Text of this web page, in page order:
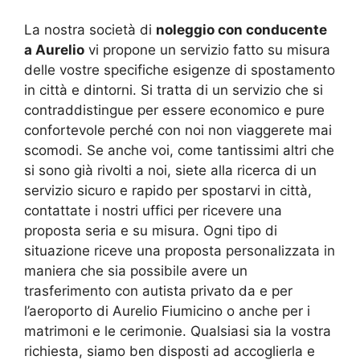
La nostra società di noleggio con conducente
a Aurelio vi propone un servizio fatto su misura
delle vostre specifiche esigenze di spostamento
in città e dintorni. Si tratta di un servizio che si
contraddistingue per essere economico e pure
confortevole perché con noi non viaggerete mai
scomodi. Se anche voi, come tantissimi altri che
si sono già rivolti a noi, siete alla ricerca di un
servizio sicuro e rapido per spostarvi in città,
contattate i nostri uffici per ricevere una
proposta seria e su misura. Ogni tipo di
situazione riceve una proposta personalizzata in
maniera che sia possibile avere un
trasferimento con autista privato da e per
l’aeroporto di Aurelio Fiumicino o anche per i
matrimoni e le cerimonie. Qualsiasi sia la vostra
richiesta, siamo ben disposti ad accoglierla e